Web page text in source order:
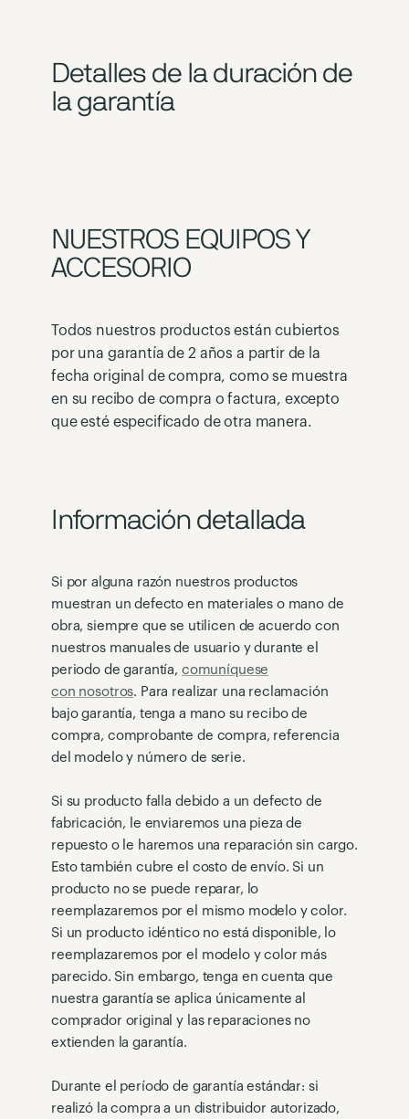
Detalles de la duración de
la garantía
NUESTROS EQUIPOS Y
ACCESORIO
Todos nuestros productos están cubiertos
por una garantía de 2 años a partir de la
fecha original de compra, como se muestra
en su recibo de compra o factura, excepto
que esté especificado de otra manera.
Información detallada
Si por alguna razón nuestros productos
muestran un defecto en materiales o mano de
obra, siempre que se utilicen de acuerdo con
nuestros manuales de usuario y durante el
periodo de garantía, comuníquese
con nosotros. Para realizar una reclamación
bajo garantía, tenga a mano su recibo de
compra, comprobante de compra, referencia
del modelo y número de serie.
Si su producto falla debido a un defecto de
fabricación, le enviaremos una pieza de
repuesto o le haremos una reparación sin cargo.
Esto también cubre el costo de envío. Si un
producto no se puede reparar, lo
reemplazaremos por el mismo modelo y color.
Si un producto idéntico no está disponible, lo
reemplazaremos por el modelo y color más
parecido. Sin embargo, tenga en cuenta que
nuestra garantía se aplica únicamente al
comprador original y las reparaciones no
extienden la garantía.
Durante el período de garantía estándar: si
realizó la compra a un distribuidor autorizado,